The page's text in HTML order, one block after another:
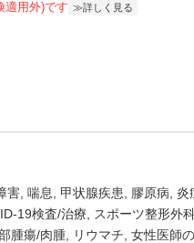
適用外)です 詳しく見る
害 喘息 甲状腺疾患 膠原病 炎
19検査/治療 スポーツ整形外
腫瘍/肉腫 リウマチ 女性医師